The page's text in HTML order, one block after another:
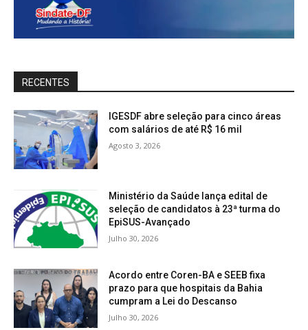
RECENTES
IGESDF abre seleção para cinco áreas
com salários de até R$ 16 mil
Agosto 3, 2026
Ministério da Saúde lança edital de
seleção de candidatos à 23ª turma do
EpiSUS-Avançado
Julho 30, 2026
Acordo entre Coren-BA e SEEB fixa
prazo para que hospitais da Bahia
cumpram a Lei do Descanso
Julho 30, 2026